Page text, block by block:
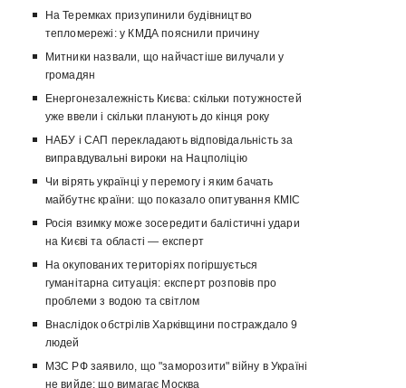
На Теремках призупинили будівництво
тепломережі: у КМДА пояснили причину
Митники назвали, що найчастіше вилучали у
громадян
Енергонезалежність Києва: скільки потужностей
уже ввели і скільки планують до кінця року
НАБУ і САП перекладають відповідальність за
виправдувальні вироки на Нацполіцію
Чи вірять українці у перемогу і яким бачать
майбутнє країни: що показало опитування КМІС
Росія взимку може зосередити балістичні удари
на Києві та області — експерт
На окупованих територіях погіршується
гуманітарна ситуація: експерт розповів про
проблеми з водою та світлом
Внаслідок обстрілів Харківщини постраждало 9
людей
МЗС РФ заявило, що "заморозити" війну в Україні
не вийде: що вимагає Москва